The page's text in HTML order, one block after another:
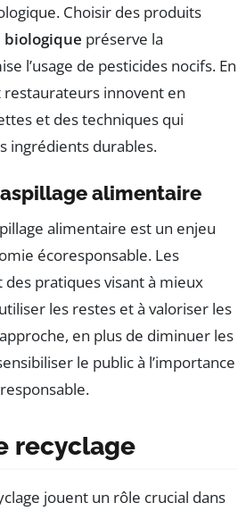
Choisir des produits
préserve la
l’usage de pesticides nocifs. En
restaurateurs innovent en
et des techniques qui
ingrédients durables.
alimentaire
alimentaire est un enjeu
écoresponsable. Les
pratiques visant à mieux
les restes et à valoriser les
en plus de diminuer les
le public à l’importance
recyclage
jouent un rôle crucial dans